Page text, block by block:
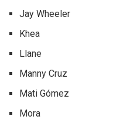
Jay Wheeler
Khea
Llane
Manny Cruz
Mati Gómez
Mora